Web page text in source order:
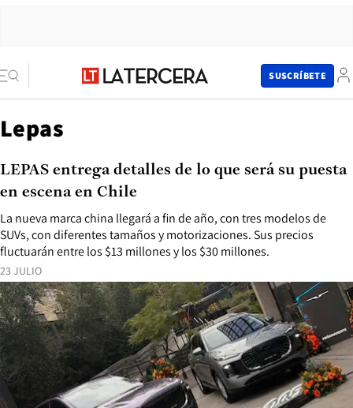
SUSCRÍBETE
Lepas
23 JULIO
La nueva marca china llegará a fin de año, con tres modelos de
SUVs, con diferentes tamaños y motorizaciones. Sus precios
fluctuarán entre los $13 millones y los $30 millones.
LEPAS entrega detalles de lo que será su puesta
en escena en Chile